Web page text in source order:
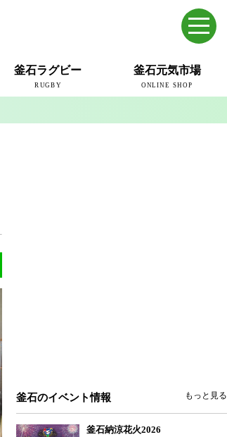
釜石ラグビー
RUGBY
釜石元気市場
ONLINE SHOP
釜石のイベント情報 もっと見る
釜石納涼花火2026